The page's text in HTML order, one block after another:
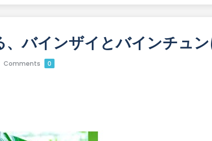
バインザイとバインチュ
Comments 0